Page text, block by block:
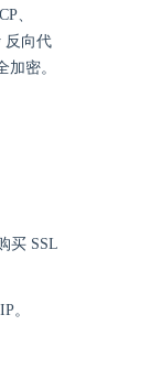
、
反向代
密。
买 SSL
。